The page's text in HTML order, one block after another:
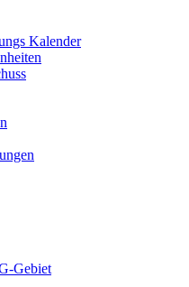
Kalender
Gebiet